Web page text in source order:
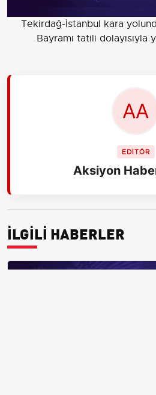
Tekirdağ-İstanbul kara
Bayramı tatili dolayısıyla
EDİTÖR
Aksiyon
İLGİLİ HABERLER